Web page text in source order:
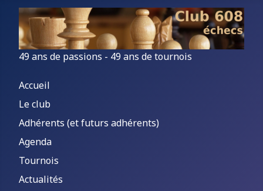
49 ans de passions - 49 ans de tournois
Accueil
Le club
Adhérents (et futurs adhérents)
Agenda
Tournois
Actualités